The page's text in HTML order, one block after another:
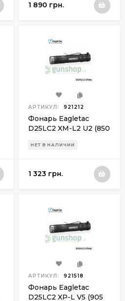
1 890 грн.
АРТИКУЛ: 921212
Фонарь Eagletac
D25LC2 XM-L2 U2 (850
НЕТ В НАЛИЧИИ
1 323 грн.
АРТИКУЛ: 921518
Фонарь Eagletac
D25LC2 XP-L V5 (905